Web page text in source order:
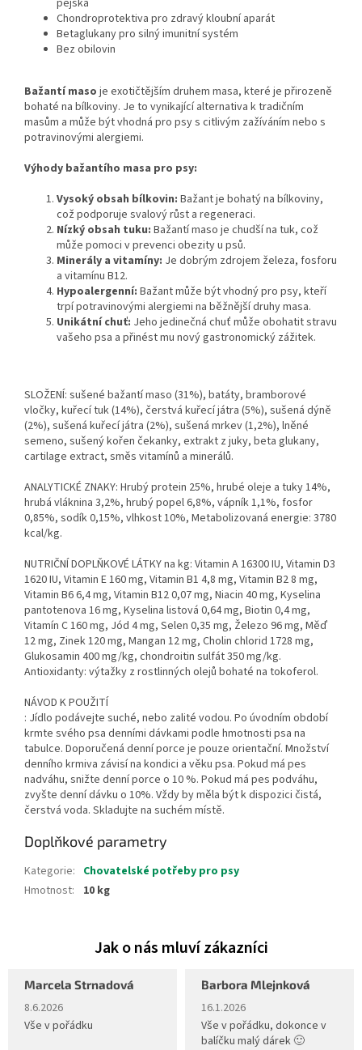
Chondroprotektiva pro zdravý kloubní aparát
Betaglukany pro silný imunitní systém
Bez obilovin
Bažantí maso je exotičtějším druhem masa, které je přirozeně
bohaté na bílkoviny. Je to vynikající alternativa k tradičním
masům a může být vhodná pro psy s citlivým zažíváním nebo s
potravinovými alergiemi.
Výhody bažantího masa pro psy:
Vysoký obsah bílkovin: Bažant je bohatý na bílkoviny,
což podporuje svalový růst a regeneraci.
Nízký obsah tuku: Bažantí maso je chudší na tuk, což
může pomoci v prevenci obezity u psů.
Minerály a vitamíny: Je dobrým zdrojem železa, fosforu
a vitamínu B12.
Hypoalergenní: Bažant může být vhodný pro psy, kteří
trpí potravinovými alergiemi na běžnější druhy masa.
Unikátní chuť: Jeho jedinečná chuť může obohatit stravu
vašeho psa a přinést mu nový gastronomický zážitek.
SLOŽENÍ: sušené bažantí maso (31%), batáty, bramborové
vločky, kuřecí tuk (14%), čerstvá kuřecí játra (5%), sušená dýně
(2%), sušená kuřecí játra (2%), sušená mrkev (1,2%), lněné
semeno, sušený kořen čekanky, extrakt z juky, beta glukany,
cartilage extract, směs vitamínů a minerálů.
ANALYTICKÉ ZNAKY: Hrubý protein 25%, hrubé oleje a tuky 14%,
hrubá vláknina 3,2%, hrubý popel 6,8%, vápník 1,1%, fosfor
0,85%, sodík 0,15%, vlhkost 10%, Metabolizovaná energie: 3780
kcal/kg.
NUTRIČNÍ DOPLŇKOVÉ LÁTKY na kg: Vitamin A 16300 IU, Vitamin D3
1620 IU, Vitamin E 160 mg, Vitamin B1 4,8 mg, Vitamin B2 8 mg,
Vitamin B6 6,4 mg, Vitamin B12 0,07 mg, Niacin 40 mg, Kyselina
pantotenova 16 mg, Kyselina listová 0,64 mg, Biotin 0,4 mg,
Vitamín C 160 mg, Jód 4 mg, Selen 0,35 mg, Železo 96 mg, Měď
12 mg, Zinek 120 mg, Mangan 12 mg, Cholin chlorid 1728 mg,
Glukosamin 400 mg/kg, chondroitin sulfát 350 mg/kg.
Antioxidanty: výtažky z rostlinných olejů bohaté na tokoferol.
NÁVOD K POUŽITÍ
: Jídlo podávejte suché, nebo zalité vodou. Po úvodním období
krmte svého psa denními dávkami podle hmotnosti psa na
tabulce. Doporučená denní porce je pouze orientační. Množství
denního krmiva závisí na kondici a věku psa. Pokud má pes
nadváhu, snižte denní porce o 10 %. Pokud má pes podváhu,
zvyšte denní dávku o 10%. Vždy by měla být k dispozici čistá,
čerstvá voda. Skladujte na suchém místě.
Doplňkové parametry
Kategorie: Chovatelské potřeby pro psy
Hmotnost: 10 kg
Marcela Strnadová
Hodnocení obchodu je 5 z 5 hvězdiček.
8.6.2026
Vše v pořádku
Barbora Mlejnková
Hodnocení obchodu je 5 z 5
16.1.2026
Vše v pořádku, dokonce v
balíčku malý dárek 🙂